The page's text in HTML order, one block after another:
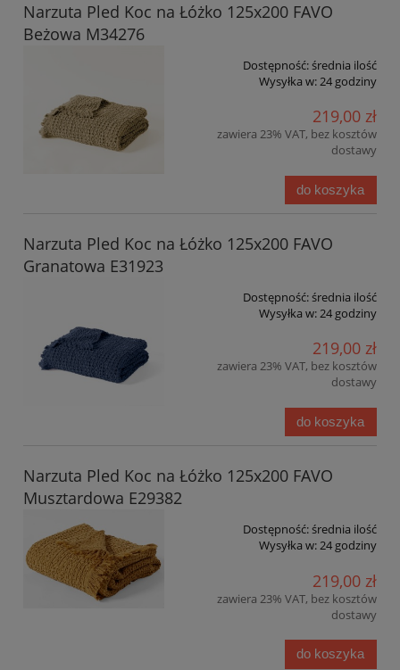
Narzuta Pled Koc na Łóżko 125x200 FAVO
Beżowa M34276
Dostępność:średnia ilość
Wysyłka w:24 godziny
219,00 zł
zawiera 23% VAT, bez kosztów
dostawy
do koszyka
Narzuta Pled Koc na Łóżko 125x200 FAVO
Granatowa E31923
Dostępność:średnia ilość
Wysyłka w:24 godziny
219,00 zł
zawiera 23% VAT, bez kosztów
dostawy
do koszyka
Narzuta Pled Koc na Łóżko 125x200 FAVO
Musztardowa E29382
Dostępność:średnia ilość
Wysyłka w:24 godziny
219,00 zł
zawiera 23% VAT, bez kosztów
dostawy
do koszyka